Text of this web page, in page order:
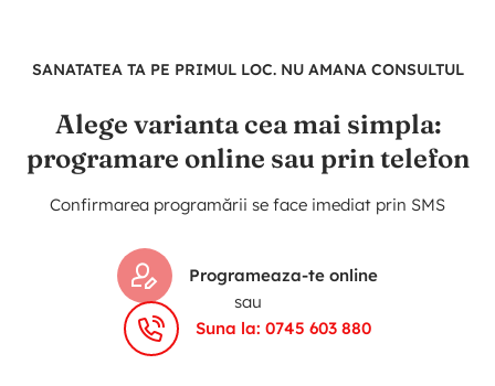
SANATATEA TA PE PRIMUL LOC. NU AMANA CONSULTUL
Alege varianta cea mai simpla:
programare online sau prin telefon
Confirmarea programării se face imediat prin SMS
Programeaza-te online
sau
Suna la: 0745 603 880